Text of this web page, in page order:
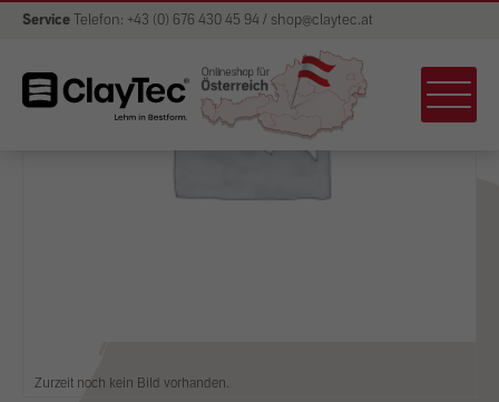
Service Telefon: +43 (0) 676 430 45 94 / shop@claytec.at
Zurzeit noch kein Bild vorhanden.